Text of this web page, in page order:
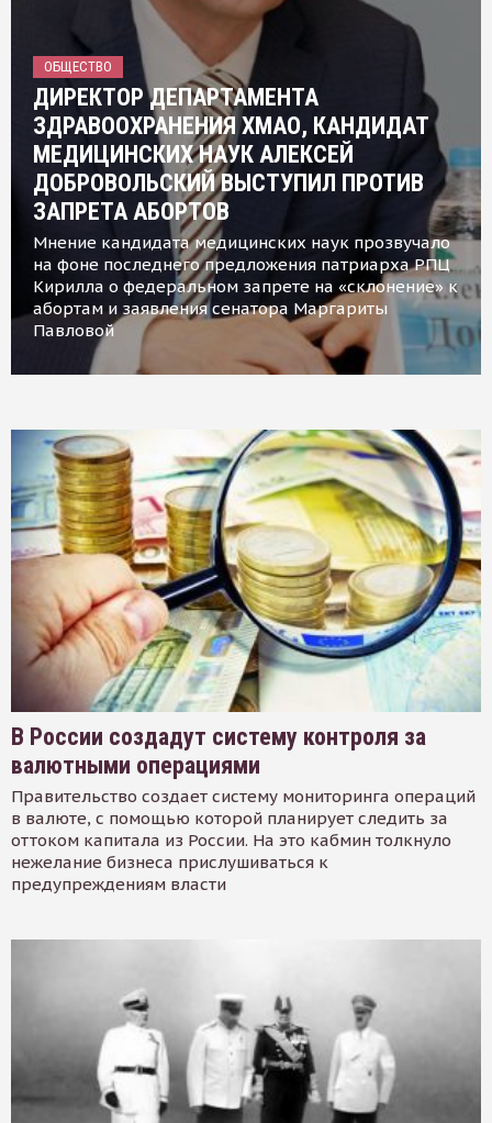
ОБЩЕСТВО
ДИРЕКТОР ДЕПАРТАМЕНТА
ЗДРАВООХРАНЕНИЯ ХМАО, КАНДИДАТ
МЕДИЦИНСКИХ НАУК АЛЕКСЕЙ
ДОБРОВОЛЬСКИЙ ВЫСТУПИЛ ПРОТИВ
ЗАПРЕТА АБОРТОВ
Мнение кандидата медицинских наук прозвучало
на фоне последнего предложения патриарха РПЦ
Кирилла о федеральном запрете на «склонение» к
абортам и заявления сенатора Маргариты
Павловой
В России создадут систему контроля за
валютными операциями
Правительство создает систему мониторинга операций
в валюте, с помощью которой планирует следить за
оттоком капитала из России. На это кабмин толкнуло
нежелание бизнеса прислушиваться к
предупреждениям власти